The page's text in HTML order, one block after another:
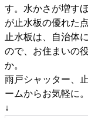
す。水かさが増す
が止水板の優れた点
止水板は、自治体
ので、お住まいの
か。
雨戸シャッター、
ームからお気軽に。
↓